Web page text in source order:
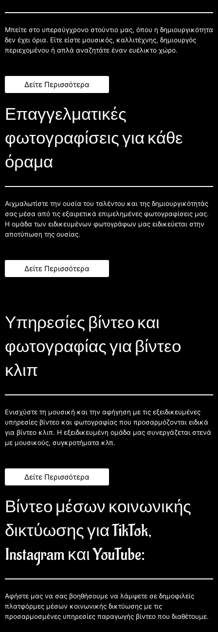
Μπείτε στο υπερσύγχρονο στούντιο μας, όπου η δημιουργικότητα
δεν έχει όρια. Είτε είστε μουσικός, καλλιτέχνης, δημιουργός
περιεχομένου ή απλά αναζητάτε έναν ευέλικτο χώρο.
Δείτε Περισσότερα
Επαγγελματικές
φωτογραφίσεις για κάθε
όραμα
Αιχμαλωτίστε την ουσία του ταλέντου και της δημιουργικότητάς
σας μέσα από τις εξαιρετικά επιμελημένες φωτογραφίσεις μας.
Η ομάδα των ειδικευμένων φωτογράφων μας ειδικεύεται στην
αποτύπωση της ουσίας.
Δείτε Περισσότερα
Υπηρεσίες βίντεο και
φωτογραφίας για βίντεο
κλιπ
Ενισχύστε τη μουσική και την αφήγηση με τις εξειδικευμένες
υπηρεσίες βίντεο και φωτογραφίας που προσαρμόζονται ειδικά
για βίντεο κλιπ. Η εξειδικευμένη ομάδα μας συνεργάζεται στενά
με μουσικούς, συγκροτήματα κλπ.
Δείτε Περισσότερα
Βίντεο μέσων κοινωνικής
δικτύωσης για TikTok,
Instagram και YouTube:
Αφήστε μας να σας βοηθήσουμε να λάμψετε σε δημοφιλείς
πλατφόρμες μέσων κοινωνικής δικτύωσης με τις
προσαρμοσμένες υπηρεσίες παραγωγής βίντεο που διαθέτουμε.